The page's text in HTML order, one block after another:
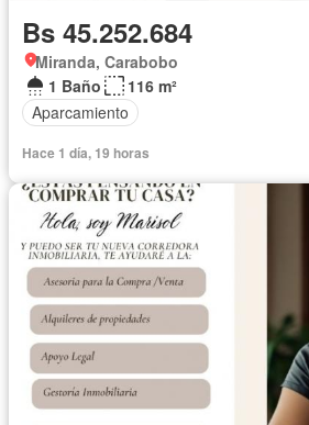
Bs 45.252.684
Miranda, Carabobo
1 Baño
116 m²
Aparcamiento
Hace 1 día, 19 horas